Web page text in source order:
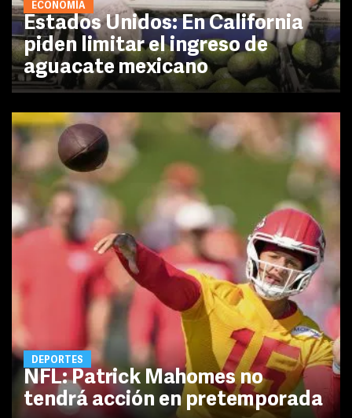
ECONOMÍA
Estados Unidos: En California
piden limitar el ingreso de
aguacate mexicano
DEPORTES
NFL: Patrick Mahomes no
tendrá acción en pretemporada